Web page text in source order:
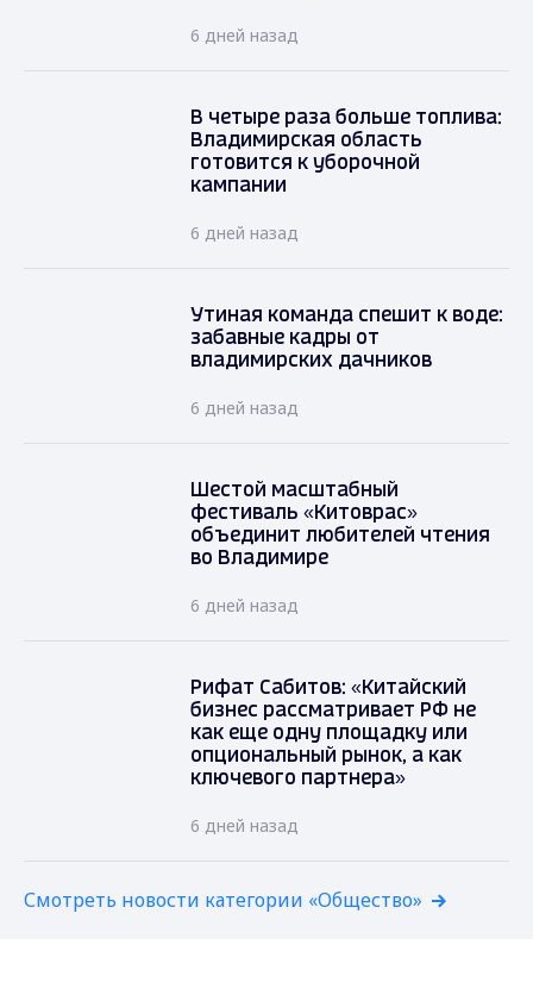
6 дней назад
В четыре раза больше топлива:
Владимирская область
готовится к уборочной
кампании
6 дней назад
Утиная команда спешит к воде:
забавные кадры от
владимирских дачников
6 дней назад
Шестой масштабный
фестиваль «Китоврас»
объединит любителей чтения
во Владимире
6 дней назад
Рифат Сабитов: «Китайский
бизнес рассматривает РФ не
как еще одну площадку или
опциональный рынок, а как
ключевого партнера»
6 дней назад
Смотреть новости категории «Общество»